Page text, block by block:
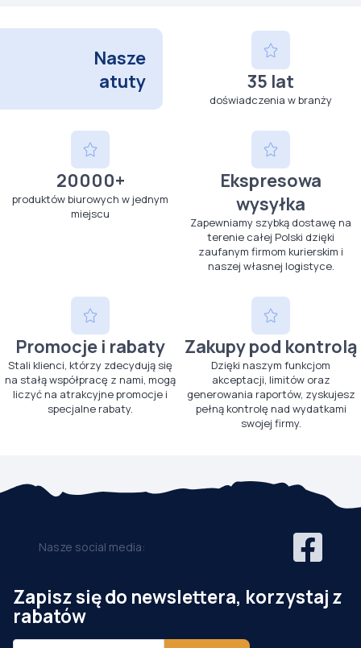
Nasze
atuty
35 lat
doświadczenia w branży
20000+
produktów biurowych w jednym
miejscu
Ekspresowa
wysyłka
Zapewniamy szybką dostawę na
terenie całej Polski dzięki
zaufanym firmom kurierskim i
naszej własnej logistyce.
Promocje i rabaty
Stali klienci, którzy zdecydują się
na stałą współpracę z nami, mogą
liczyć na atrakcyjne promocje i
specjalne rabaty.
Zakupy pod kontrolą
Dzięki naszym funkcjom
akceptacji, limitów oraz
generowania raportów, zyskujesz
pełną kontrolę nad wydatkami
swojej firmy.
Nasze social media:
Zapisz się do newslettera, korzystaj z
rabatów